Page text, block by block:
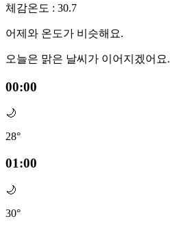
체감온도 : 30.7
어제와 온도가 비슷해요.
오늘은 맑은 날씨가 이어지겠어요.
00:00
🌙
28°
01:00
🌙
30°